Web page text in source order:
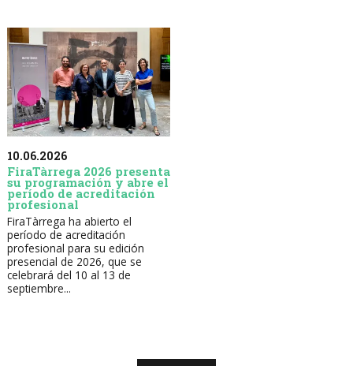
10.06.2026
FiraTàrrega 2026 presenta
su programación y abre el
período de acreditación
profesional
FiraTàrrega ha abierto el
período de acreditación
profesional para su edición
presencial de 2026, que se
celebrará del 10 al 13 de
septiembre...